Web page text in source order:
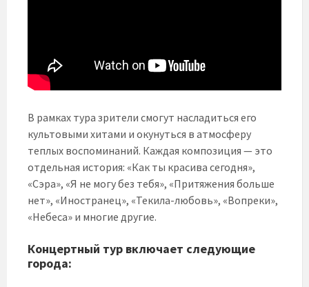
В рамках тура зрители смогут насладиться его
культовыми хитами и окунуться в атмосферу
теплых воспоминаний. Каждая композиция — это
отдельная история: «Как ты красива сегодня»,
«Сэра», «Я не могу без тебя», «Притяжения больше
нет», «Иностранец», «Текила-любовь», «Вопреки»,
«Небеса» и многие другие.
Концертный тур включает следующие
города: